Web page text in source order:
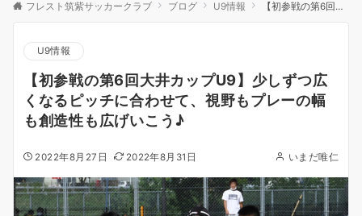
フレスト筑紫サッカークラブ ブログ U9情報 【初参戦の第6回大井カップU9】少しずつ広くなるピッチに合わせて、視野もプレーの幅も創造性も広げいこう♪
U9情報
【初参戦の第6回大井カップU9】少しずつ広
くなるピッチに合わせて、視野もプレーの幅
も創造性も広げいこう♪
2022年8月27日 2022年8月31日 いまだ唯仁